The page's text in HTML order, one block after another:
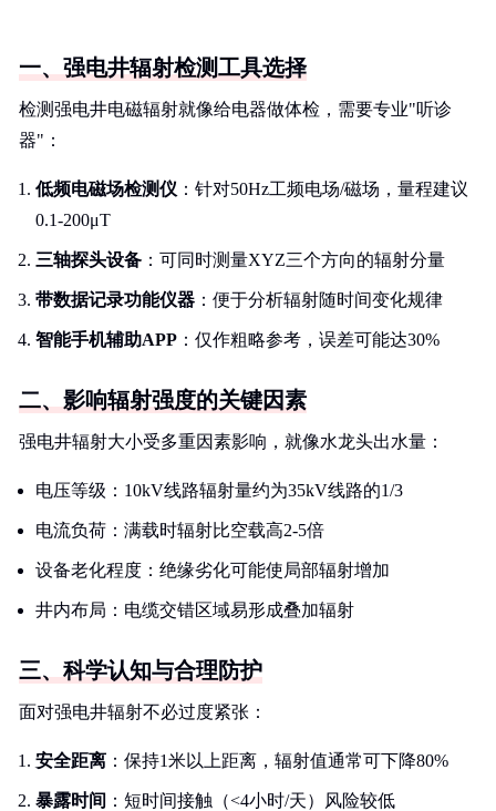
一、强电井辐射检测工具选择
检测强电井电磁辐射就像给电器做体检，需要专业"听诊
器"：
低频电磁场检测仪 ：针对50Hz工频电场/磁场，量程建议
0.1-200μT
三轴探头设备 ：可同时测量XYZ三个方向的辐射分量
带数据记录功能仪器 ：便于分析辐射随时间变化规律
智能手机辅助APP ：仅作粗略参考，误差可能达30%
二、影响辐射强度的关键因素
强电井辐射大小受多重因素影响，就像水龙头出水量：
电压等级：10kV线路辐射量约为35kV线路的1/3
电流负荷：满载时辐射比空载高2-5倍
设备老化程度：绝缘劣化可能使局部辐射增加
井内布局：电缆交错区域易形成叠加辐射
三、科学认知与合理防护
面对强电井辐射不必过度紧张：
安全距离 ：保持1米以上距离，辐射值通常可下降80%
暴露时间 ：短时间接触（<4小时/天）风险较低